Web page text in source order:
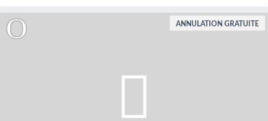
ANNULATION GRATUITE